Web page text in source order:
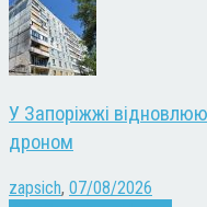
У Запоріжжі
дроном
zapsich, 07/08/2026